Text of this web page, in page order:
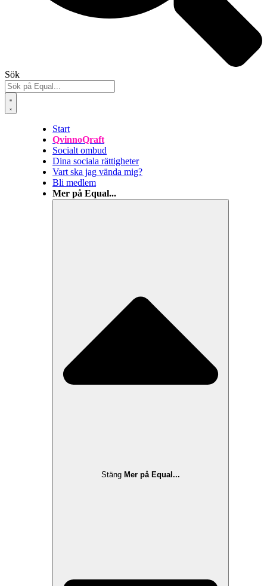
Sök
Start
QvinnoQraft
Socialt ombud
Dina sociala rättigheter
Vart ska jag vända mig?
Bli medlem
Mer på Equal...
Stäng Mer på Equal...